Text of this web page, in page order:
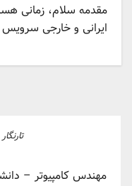
مقدمه سلام، زمانی
ایرانی و خارجی
مهندس کامپیوتر –